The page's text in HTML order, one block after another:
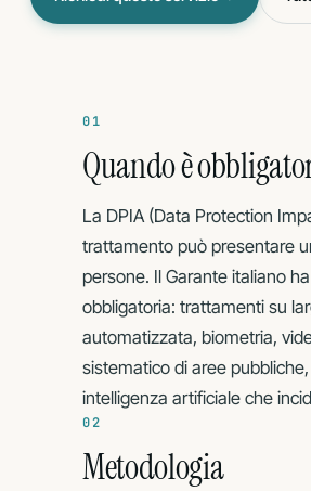
ASSET
Cybersecurity
01
Quando è
La DPIA (Data Protection
trattamento può presentare
persone. Il Garante italiano
obbligatoria: trattamenti su
automatizzata, biometria,
sistematico di aree
intelligenza artificiale che
02
Metodologia